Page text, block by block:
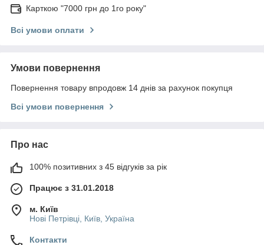
Карткою "7000 грн до 1го року"
Всі умови оплати
Умови повернення
Повернення товару впродовж 14 днів за рахунок покупця
Всі умови повернення
Про нас
100% позитивних з 45 відгуків за рік
Працює з 31.01.2018
м. Київ
Нові Петрівці, Київ, Україна
Контакти